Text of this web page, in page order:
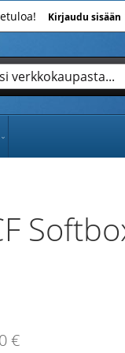
Kirjaudu sisään
€